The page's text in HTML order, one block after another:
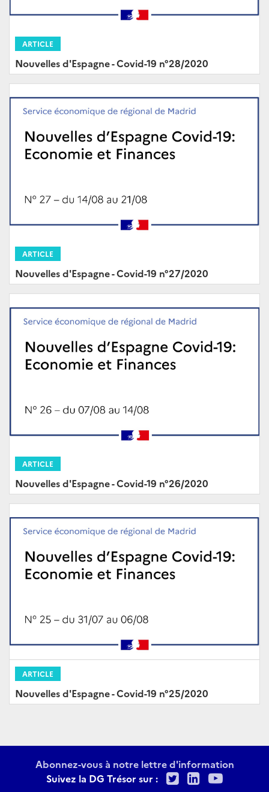
ARTICLE
Nouvelles d'Espagne - Covid-19 n°28/2020
ARTICLE
Nouvelles d'Espagne - Covid-19 n°27/2020
ARTICLE
Nouvelles d'Espagne - Covid-19 n°26/2020
ARTICLE
Nouvelles d'Espagne - Covid-19 n°25/2020
Abonnez-vous à notre lettre d'information
Suivez la DG Trésor sur :
TwitterLinkedIn